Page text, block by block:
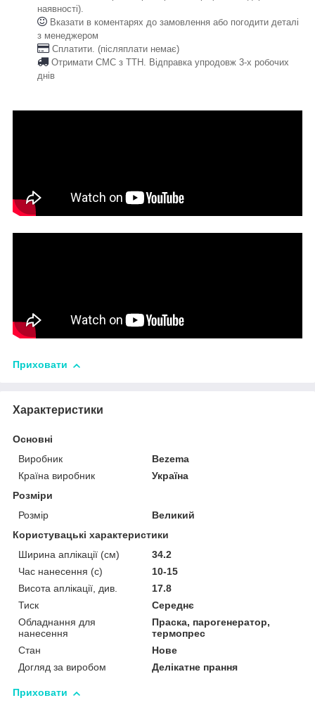
наявності).
Вказати в коментарях до замовлення або погодити деталі
з менеджером
Сплатити. (післяплати немає)
Отримати СМС з ТТН. Відправка упродовж 3-х робочих
днів
Приховати
Характеристики
Основні
Виробник
Bezema
Країна виробник
Україна
Розміри
Розмір
Великий
Користувацькі характеристики
Ширина аплікації (см)
34.2
Час нанесення (с)
10-15
Висота аплікації, див.
17.8
Тиск
Середнє
Обладнання для
нанесення
Праска, парогенератор,
термопрес
Стан
Нове
Догляд за виробом
Делікатне прання
Приховати